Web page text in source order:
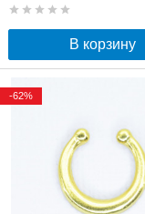
В корзину
-62%